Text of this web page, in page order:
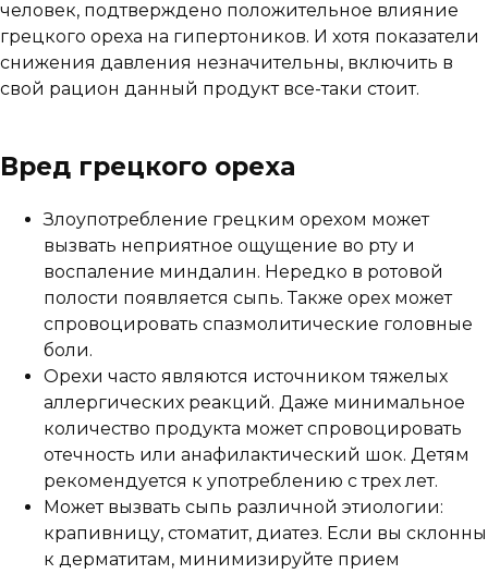
человек, подтверждено положительное влияние
грецкого ореха на гипертоников. И хотя показатели
снижения давления незначительны, включить в
свой рацион данный продукт все-таки стоит.
Вред грецкого ореха
Злоупотребление грецким орехом может
вызвать неприятное ощущение во рту и
воспаление миндалин. Нередко в ротовой
полости появляется сыпь. Также орех может
спровоцировать спазмолитические головные
боли.
Орехи часто являются источником тяжелых
аллергических реакций. Даже минимальное
количество продукта может спровоцировать
отечность или анафилактический шок. Детям
рекомендуется к употреблению с трех лет.
Может вызвать сыпь различной этиологии:
крапивницу, стоматит, диатез. Если вы склонны
к дерматитам, минимизируйте прием